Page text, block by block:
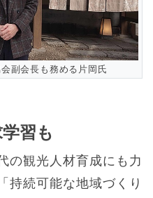
副会長も務める片岡氏
習も
の観光人材育成にも力
持続可能な地域づくり